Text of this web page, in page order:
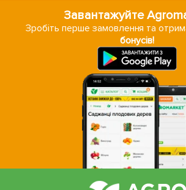
Завантажуйте
Зробіть перше замовлення та
бонусів!